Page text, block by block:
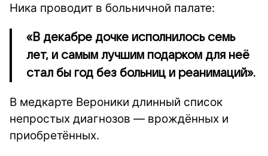
Ника проводит в больничной палате:
«В декабре дочке исполнилось семь
лет, и самым лучшим подарком для неё
стал бы год без больниц и реанимаций».
В медкарте Вероники длинный список
непростых диагнозов — врождённых и
приобретённых.